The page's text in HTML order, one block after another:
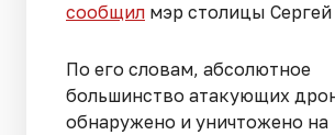
сообщил мэр столицы
По его словам, абсолютное
большинство атакующих
обнаружено и уничтожено на